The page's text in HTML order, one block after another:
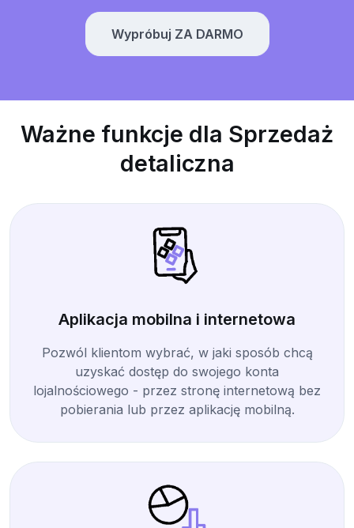
Wypróbuj ZA DARMO
Ważne funkcje dla Sprzedaż
detaliczna
Aplikacja mobilna i internetowa
Pozwól klientom wybrać, w jaki sposób chcą
uzyskać dostęp do swojego konta
lojalnościowego - przez stronę internetową bez
pobierania lub przez aplikację mobilną.